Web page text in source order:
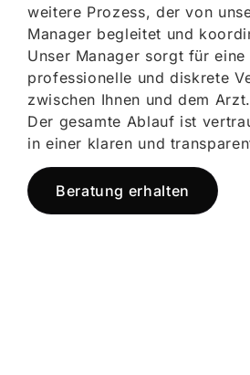
weitere Prozess, der von
Manager begleitet und
Unser Manager sorgt für eine
professionelle und diskrete
zwischen Ihnen und dem Arzt.
Der gesamte Ablauf ist
in einer klaren und
Beratung erhalten